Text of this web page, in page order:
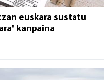
euskara sustatu
kanpaina